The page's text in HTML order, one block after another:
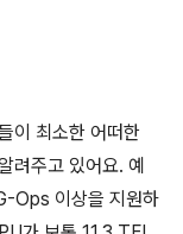
이 최소한 어떠한
려주고 있어요. 예
Ops 이상을 지원하